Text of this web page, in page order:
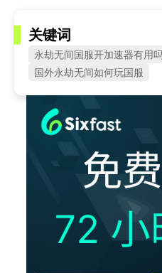
关键词
永劫无间国服开加速器有用
国外永劫无间如何玩国服